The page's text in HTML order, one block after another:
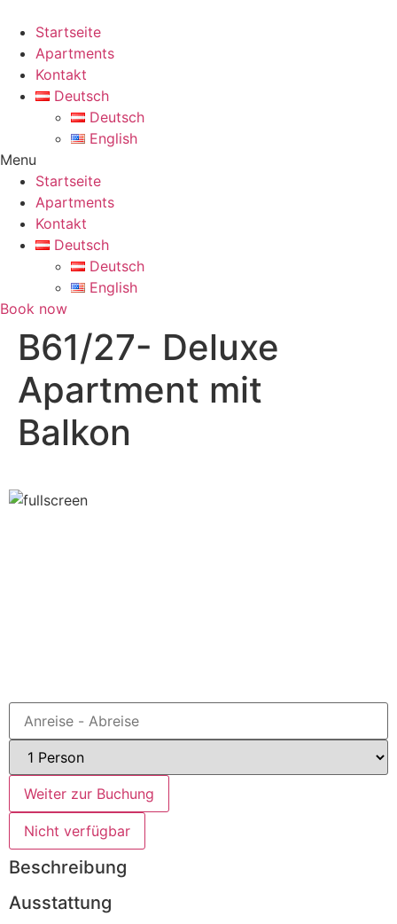
content
Startseite
Apartments
Kontakt
Deutsch
Deutsch
English
Menu
Startseite
Apartments
Kontakt
Deutsch
Deutsch
English
Book now
B61/27- Deluxe
Apartment mit
Balkon
Weiter zur Buchung
Nicht verfügbar
Beschreibung
Ausstattung